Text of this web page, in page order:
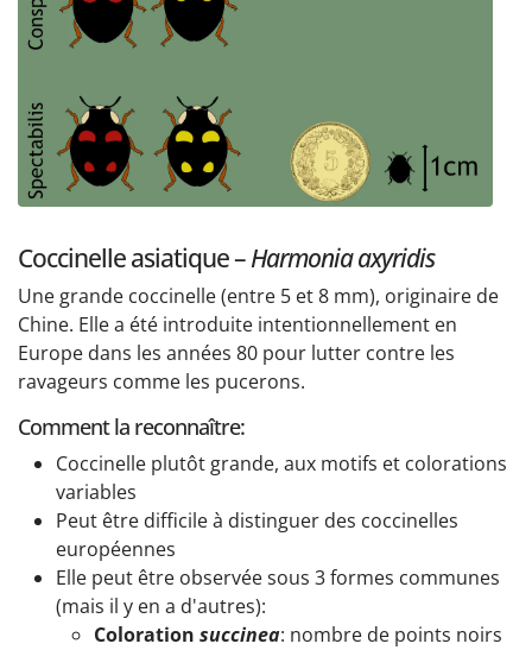
Coccinelle asiatique –Harmonia axyridis
Une grande coccinelle (entre 5 et 8 mm), originaire de
Chine. Elle a été introduite intentionnellement en
Europe dans les années 80 pour lutter contre les
ravageurs comme les pucerons.
Comment la reconnaître:
Coccinelle plutôt grande, aux motifs et colorations
variables
Peut être difficile à distinguer des coccinelles
européennes
Elle peut être observée sous 3 formes communes
(mais il y en a d'autres):
Coloration succinea: nombre de points noirs